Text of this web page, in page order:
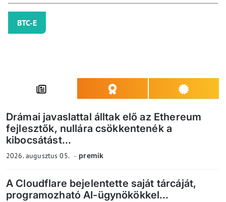
BTC-E
Drámai javaslattal álltak elő az Ethereum
fejlesztők, nullára csökkentenék a
kibocsátást...
2026. augusztus 05. premik
A Cloudflare bejelentette saját tárcáját,
programozható AI-ügynökökkel...